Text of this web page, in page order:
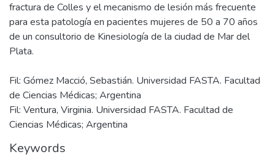
fractura de Colles y el mecanismo de lesión más frecuente
para esta patología en pacientes mujeres de 50 a 70 años
de un consultorio de Kinesiología de la ciudad de Mar del
Fil: Gómez Macció, Sebastián. Universidad FASTA. Facultad
de Ciencias Médicas; Argentina
Fil: Ventura, Virginia. Universidad FASTA. Facultad de
Ciencias Médicas; Argentina
Keywords